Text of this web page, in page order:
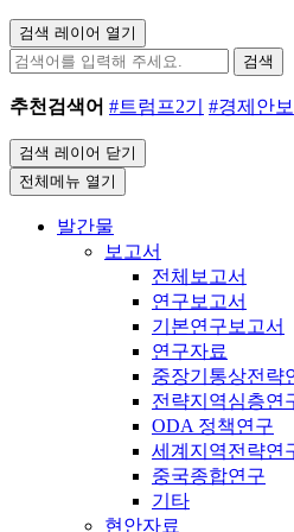
검색 레이어 열기
검색
추천검색어 #트럼프2기 #경제안보
검색 레이어 닫기
전체메뉴 열기
발간물
보고서
전체보고서
연구보고서
기본연구보고서
연구자료
중장기통상전략
전략지역심층연
ODA 정책연구
세계지역전략연
중국종합연구
기타
현안자료